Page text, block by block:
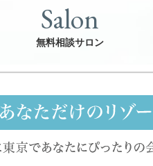
Salon
無料相談サロン